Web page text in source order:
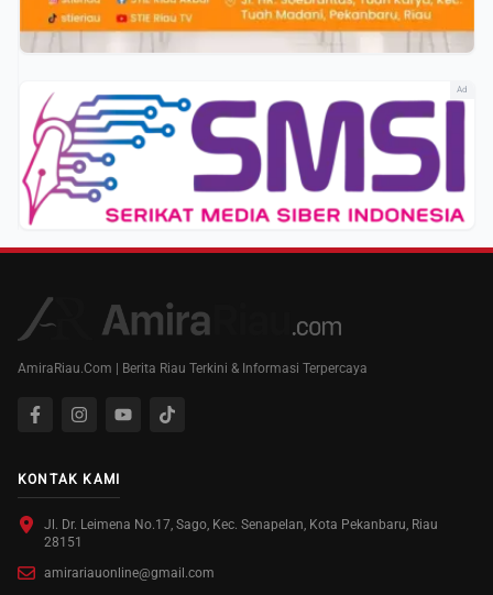
Ad
AmiraRiau.Com | Berita Riau Terkini & Informasi Terpercaya
KONTAK KAMI
Jl. Dr. Leimena No.17, Sago, Kec. Senapelan, Kota Pekanbaru, Riau
28151
amirariauonline@gmail.com